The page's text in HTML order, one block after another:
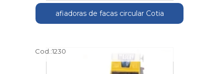
afiadoras de facas circular Cotia
Cod.:1230